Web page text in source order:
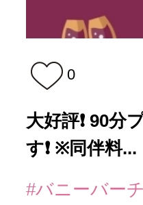
0
大好評❗️ 90
す❗️ ※同伴料...
#バニーバー